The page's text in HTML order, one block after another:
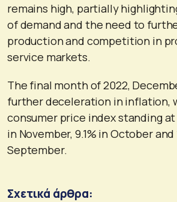
remains high, partially
of demand and the need to
production and competition in
service markets.
The final month of 2022,
further deceleration in inflation,
consumer price index standing at
in November, 9.1% in October and
September.
Σχετικά άρθρα: